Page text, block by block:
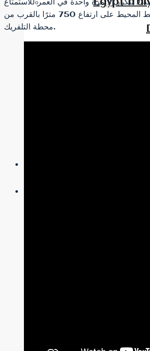
Egypt
لا تتكرر إلا مرة واحدة في العمر للاستمتاع
بالحياة في وسط المحيط على ارتفاع 750 مترًا بالقرب من
محطة التلفريك.